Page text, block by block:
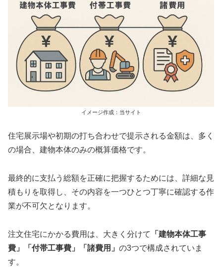
イメージ作成：当サイト
住宅展示場や初期の打ち合わせで提示される金額は、多く
の場合、建物本体のみの概算価格です。
最終的に支払う総額を正確に把握するためには、詳細な見
積もりを取得し、その内容を一つひとつ丁寧に確認する作
業が不可欠となります。
注文住宅にかかる費用は、大きく分けて
「建物本体工事
費」「付帯工事費」「諸費用」 の3つで構成されていま
す。